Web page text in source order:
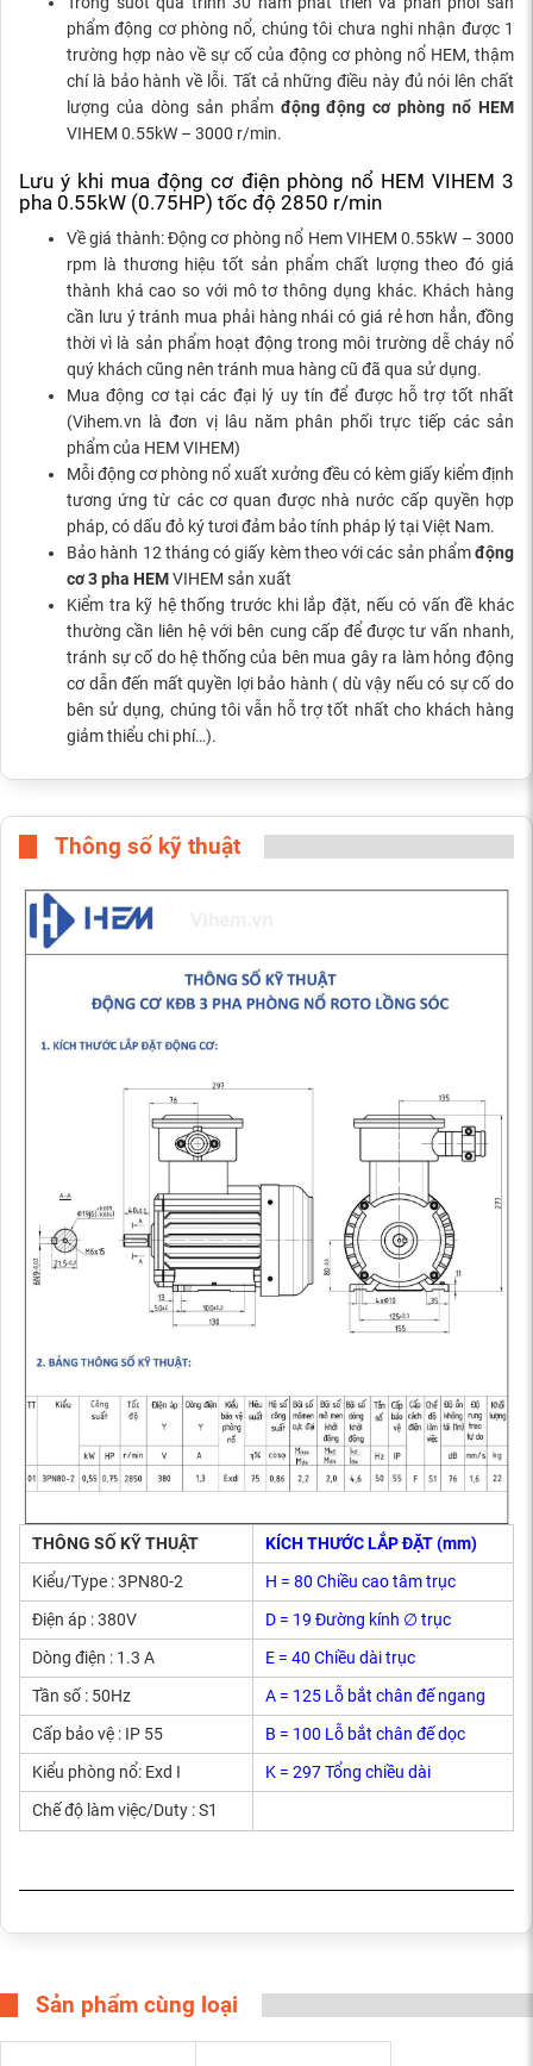
phẩm động cơ phòng nổ, chúng tôi chưa nghi nhận được 1
trường hợp nào về sự cố của động cơ phòng nổ HEM, thậm
chí là bảo hành về lỗi. Tất cả những điều này đủ nói lên chất
lượng của dòng sản phẩm động động cơ phòng nổ HEM
VIHEM 0.55kW – 3000 r/min.
Lưu ý khi mua động cơ điện phòng nổ HEM VIHEM 3
pha 0.55kW (0.75HP) tốc độ 2850 r/min
Về giá thành: Động cơ phòng nổ Hem VIHEM 0.55kW – 3000
rpm là thương hiệu tốt sản phẩm chất lượng theo đó giá
thành khá cao so với mô tơ thông dụng khác. Khách hàng
cần lưu ý tránh mua phải hàng nhái có giá rẻ hơn hẳn, đồng
thời vì là sản phẩm hoạt động trong môi trường dễ cháy nổ
quý khách cũng nên tránh mua hàng cũ đã qua sử dụng.
Mua động cơ tại các đại lý uy tín để được hỗ trợ tốt nhất
(Vihem.vn là đơn vị lâu năm phân phối trực tiếp các sản
phẩm của HEM VIHEM)
Mỗi động cơ phòng nổ xuất xưởng đều có kèm giấy kiểm định
tương ứng từ các cơ quan được nhà nước cấp quyền hợp
pháp, có dấu đỏ ký tươi đảm bảo tính pháp lý tại Việt Nam.
Bảo hành 12 tháng có giấy kèm theo với các sản phẩmđộng
cơ 3 pha HEMVIHEM sản xuất
Kiểm tra kỹ hệ thống trước khi lắp đặt, nếu có vấn đề khác
thường cần liên hệ với bên cung cấp để được tư vấn nhanh,
tránh sự cố do hệ thống của bên mua gây ra làm hỏng động
cơ dẫn đến mất quyền lợi bảo hành ( dù vậy nếu có sự cố do
bên sử dụng, chúng tôi vẫn hỗ trợ tốt nhất cho khách hàng
giảm thiểu chi phí…).
Thông số kỹ thuật
THÔNG SỐ KỸ THUẬT
KÍCH THƯỚC LẮP ĐẶT (mm)
Kiểu/Type : 3PN80-2
H = 80 Chiều cao tâm trục
Điện áp : 380V
D = 19 Đường kính ∅ trục
Dòng điện : 1.3 A
E = 40 Chiều dài trục
Tần số : 50Hz
A = 125 Lỗ bắt chân đế ngang
Cấp bảo vệ : IP 55
B = 100 Lỗ bắt chân đế dọc
Kiểu phòng nổ: Exd I
K = 297 Tổng chiều dài
Chế độ làm việc/Duty : S1
Sản phẩm cùng loại